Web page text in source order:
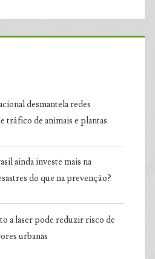
desmantela redes
tráfico de animais e plantas
ainda investe mais na
do que na prevenção?
a laser pode reduzir risco de
urbanas